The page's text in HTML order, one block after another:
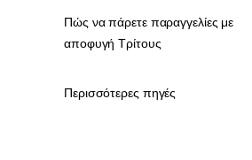
Πώς να πάρετε παραγγελίες με
αποφυγή Τρίτους
Περισσότερες πηγές